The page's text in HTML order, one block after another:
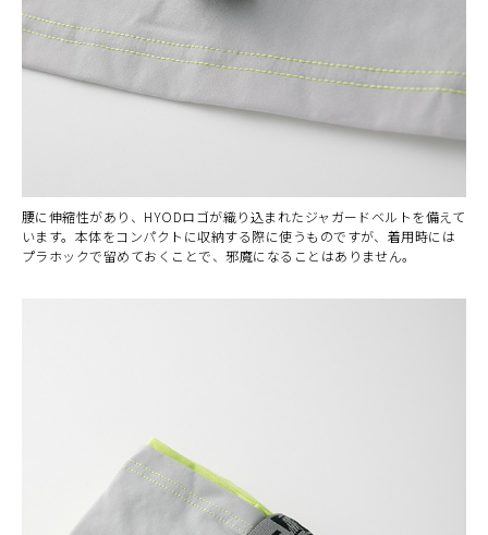
腰に伸縮性があり、HYODロゴが織り込まれたジャガードベルトを備えて
います。本体をコンパクトに収納する際に使うものですが、着用時には
プラホックで留めておくことで、邪魔になることはありません。